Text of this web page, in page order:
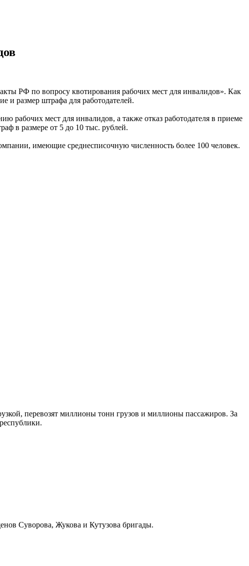
РФ по вопросу квотирования рабочих мест для инвалидов». Как
и размер штрафа для работодателей.
рабочих мест для инвалидов, а также отказ работодателя в приеме
в размере от 5 до 10 тыс. рублей.
имеющие среднесписочную численность более 100 человек.
перевозят миллионы тонн грузов и миллионы пассажиров. За
Суворова, Жукова и Кутузова бригады.